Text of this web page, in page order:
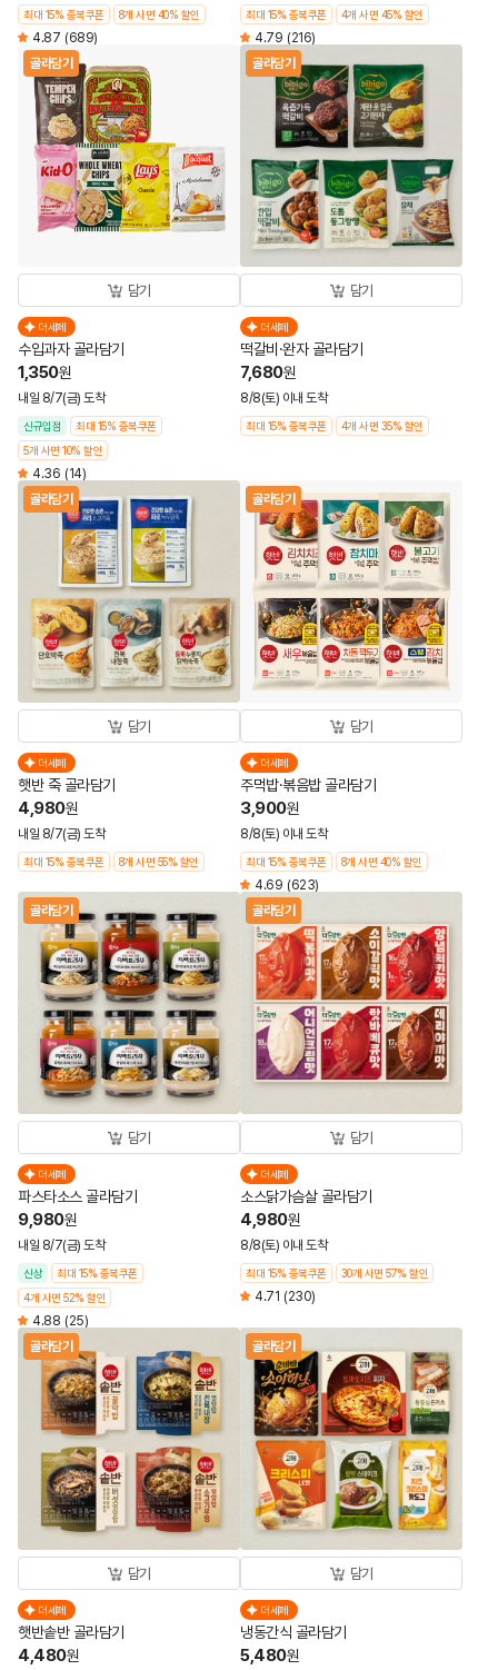
최대 15% 중복쿠폰 8개 사면 40% 할인
4.87 (689)
최대 15% 중복쿠폰 4개 사면 45% 할인
4.79 (216)
골라담기
담기
더세페
수입과자 골라담기
1,350원
내일 8/7(금) 도착
신규입점
최대 15% 중복쿠폰
5개 사면 10% 할인
4.36 (14)
골라담기
담기
더세페
떡갈비·완자 골라담기
7,680원
8/8(토) 이내 도착
최대 15% 중복쿠폰 4개 사면 35% 할인
골라담기
담기
더세페
햇반 죽 골라담기
4,980원
내일 8/7(금) 도착
최대 15% 중복쿠폰 8개 사면 55% 할인
골라담기
담기
더세페
주먹밥·볶음밥 골라담기
3,900원
8/8(토) 이내 도착
최대 15% 중복쿠폰 8개 사면 40% 할인
4.69 (623)
골라담기
담기
더세페
파스타소스 골라담기
9,980원
내일 8/7(금) 도착
신상
최대 15% 중복쿠폰
4개 사면 52% 할인
4.88 (25)
골라담기
담기
더세페
소스닭가슴살 골라담기
4,980원
8/8(토) 이내 도착
최대 15% 중복쿠폰 30개 사면 57% 할인
4.71 (230)
골라담기
담기
더세페
햇반솥반 골라담기
4,480원
골라담기
담기
더세페
냉동간식 골라담기
5,480원